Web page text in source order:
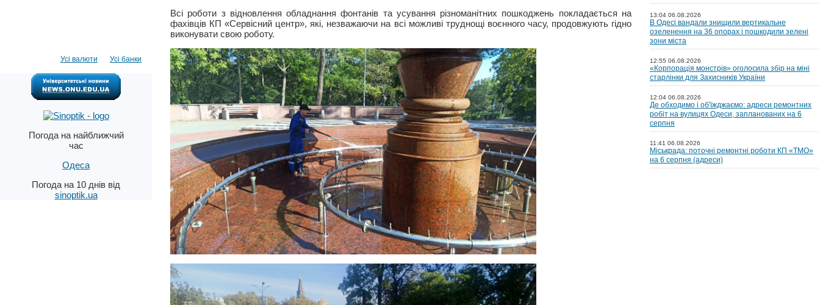
Усі банки
Усі валюти
Погода на найближчий
час
Одеса
Погода на 10 днів від
sinoptik.ua
Всі роботи з відновлення обладнання фонтанів та усування різноманітних пошкоджень покладається на
фахівців КП «Сервісний центр», які, незважаючи на всі можливі труднощі воєнного часу, продовжують гідно
виконувати свою роботу.
13:04 06.08.2026
В Одесі вандали знищили вертикальне
озеленення на 36 опорах і пошкодили зелені
зони міста
12:55 06.08.2026
«Корпорація монстрів» оголосила збір на міні
старлінки для Захисників України
12:04 06.08.2026
Де обходимо і об'їжджаємо: адреси ремонтних
робіт на вулицях Одеси, запланованих на 6
серпня
11:41 06.08.2026
Міськрада: поточні ремонтні роботи КП «ТМО»
на 6 серпня (адреси)